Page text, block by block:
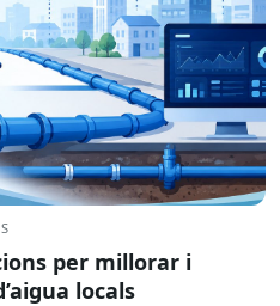
per millorar i
locals